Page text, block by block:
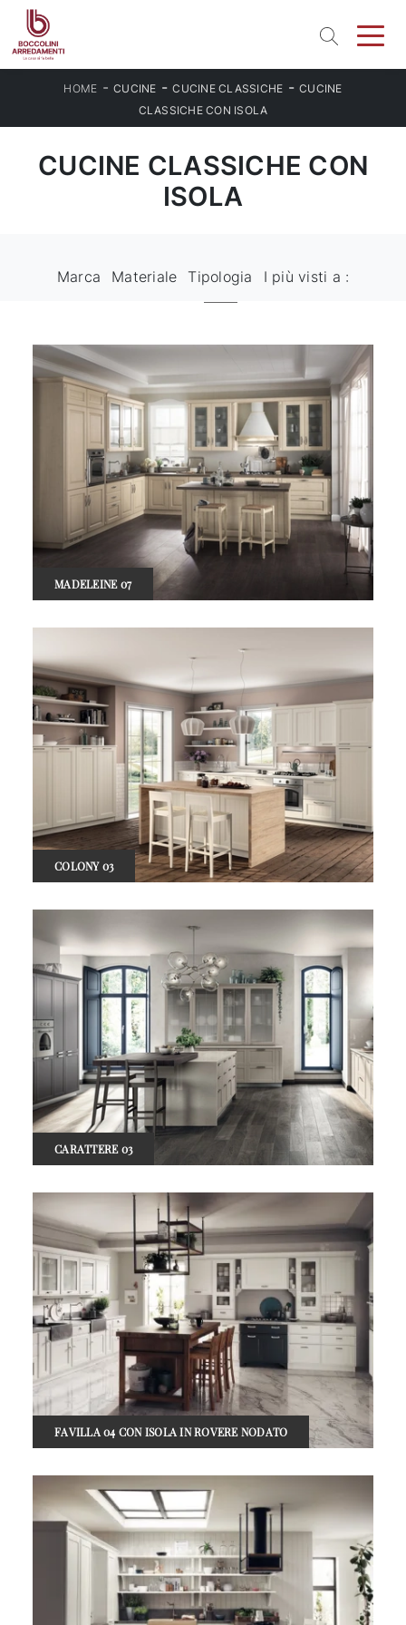
HOME -CUCINE -CUCINE CLASSICHE -CUCINE
CLASSICHE CON ISOLA
CUCINE CLASSICHE CON
ISOLA
Marca Materiale Tipologia I più visti a :
MADELEINE 07
COLONY 03
CARATTERE 03
FAVILLA 04 CON ISOLA IN ROVERE NODATO